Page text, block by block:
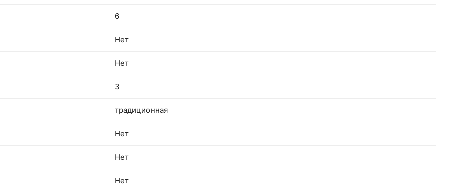
6
Нет
Нет
3
традиционная
Нет
Нет
Нет